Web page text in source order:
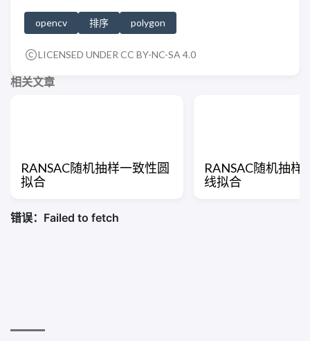
opencv 排序 polygon
LICENSED UNDER CC BY-NC-SA 4.0
相关文章
RANSAC随机抽样一致性圆
拟合
RANSAC随机抽样
线拟合